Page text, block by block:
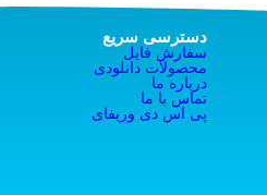
دسترسی سریع
سفارش فایل
محصولات دانلودی
درباره ما
تماس با ما
پی اس دی وریفای